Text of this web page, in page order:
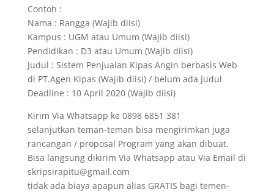
Contoh :
Nama : Rangga (Wajib diisi)
Kampus : UGM atau Umum (Wajib diisi)
Pendidikan : D3 atau Umum (Wajib diisi)
Judul : Sistem Penjualan Kipas Angin berbasis Web
di PT.Agen Kipas (Wajib diisi) / belum ada judul
Deadline : 10 April 2020 (Wajib diisi)
Kirim Via Whatsapp ke 0898 6851 381
selanjutkan teman-teman bisa mengirimkan juga
rancangan / proposal Program yang akan dibuat.
Bisa langsung dikirim Via Whatsapp atau Via Email di
skripsirapitu@gmail.com
tidak ada biaya apapun alias GRATIS bagi temen-